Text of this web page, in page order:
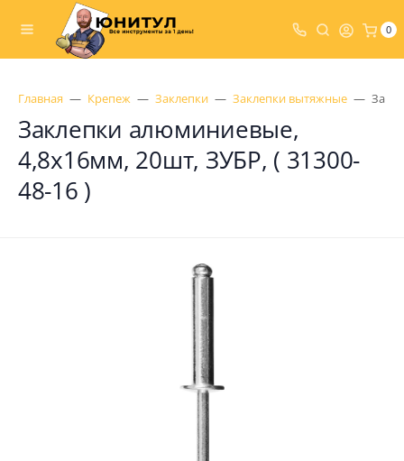
0
Главная Крепеж Заклепки Заклепки вытяжные
Заклепки алюминиевые,
4,8х16мм, 20шт, ЗУБР, ( 31300-
48-16 )